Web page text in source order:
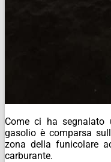
Come ci ha segnalato
gasolio è comparsa
zona della funicolare
carburante.